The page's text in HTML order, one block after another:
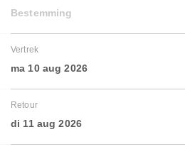
Bestemming
Vertrek
ma 10 aug 2026
Retour
di 11 aug 2026